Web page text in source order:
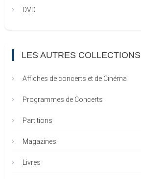
DVD
LES AUTRES COLLECTIONS
Affiches de concerts et de Cinéma
Programmes de Concerts
Partitions
Magazines
Livres